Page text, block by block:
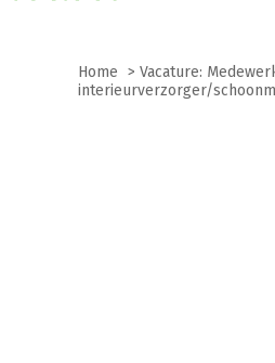
Home > Vacature:
interieurverzorger/